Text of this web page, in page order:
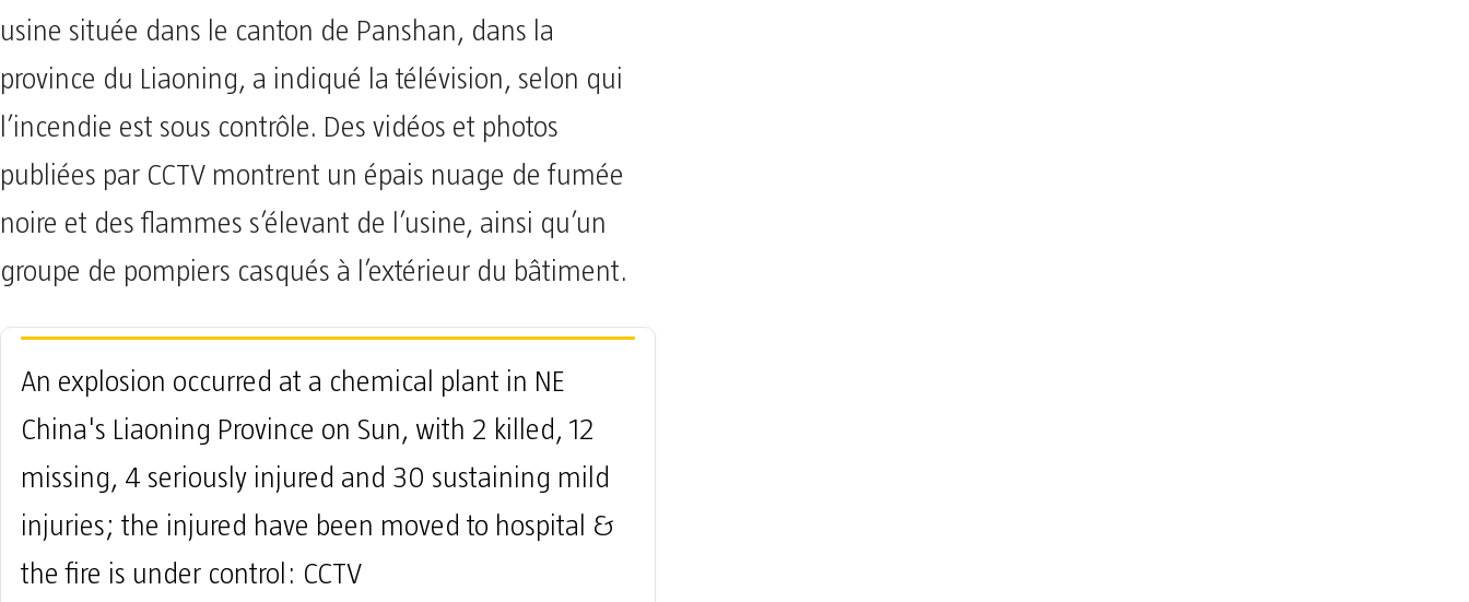
usine située dans le canton de Panshan, dans la
province du Liaoning, a indiqué la télévision, selon qui
l’incendie est sous contrôle. Des vidéos et photos
publiées par CCTV montrent un épais nuage de fumée
noire et des flammes s’élevant de l’usine, ainsi qu’un
groupe de pompiers casqués à l’extérieur du bâtiment.
An explosion occurred at a chemical plant in NE
China's Liaoning Province on Sun, with 2 killed, 12
missing, 4 seriously injured and 30 sustaining mild
injuries; the injured have been moved to hospital &
the fire is under control: CCTV